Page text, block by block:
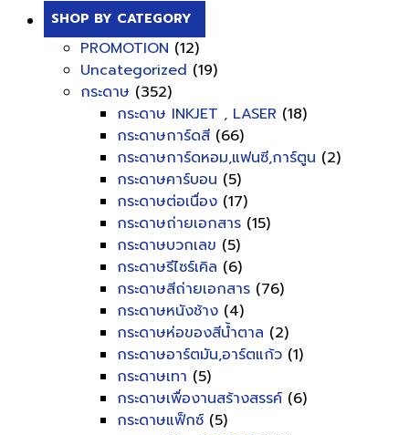
SHOP BY CATEGORY
PROMOTION (12)
Uncategorized (19)
กระดาษ (352)
กระดาษ INKJET , LASER (18)
กระดาษการ์ดสี (66)
กระดาษการ์ดหอม,แฟนซี,การ์ตูน (2)
กระดาษคาร์บอน (5)
กระดาษต่อเนื่อง (17)
กระดาษถ่ายเอกสาร (15)
กระดาษบวกเลข (5)
กระดาษรีไซร์เคิล (6)
กระดาษสีถ่ายเอกสาร (76)
กระดาษหนังช้าง (4)
กระดาษห่อของสีน้ำตาล (2)
กระดาษอาร์ตมัน,อาร์ตแก้ว (1)
กระดาษเทา (5)
กระดาษเพื่องานสร้างสรรค์ (6)
กระดาษแฟ็กซ์ (5)